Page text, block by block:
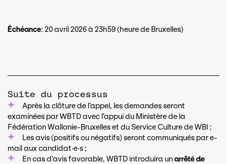
Échéance: 20 avril 2026 à 23h59 (heure de Bruxelles)
Suite du processus
Après la clôture de l’appel, les demandes seront
examinées par WBTD avec l’appui du Ministère de la
Fédération Wallonie-Bruxelles et du Service Culture de WBI ;
Les avis (positifs ou négatifs) seront communiqués par e-
mail aux candidat·e·s ;
En cas d’avis favorable, WBTD introduira unarrêté de